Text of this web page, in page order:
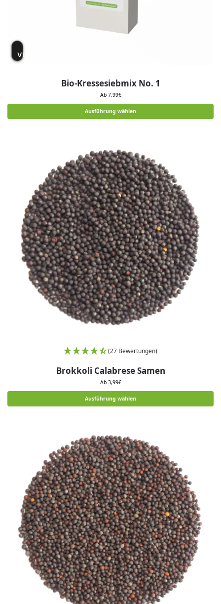
VERÄNDERT
Bio-Kressesiebmix No. 1
Ab 7,99€
Ausführung wählen
(27 Bewertungen)
Brokkoli Calabrese Samen
Ab 3,99€
Ausführung wählen